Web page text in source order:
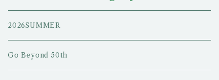
2026SUMMER
Go Beyond 50th